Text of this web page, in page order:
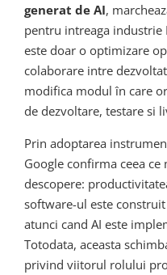
generat de AI,
pentru intreaga industrie
este doar o optimizare
colaborare intre
modifica modul în care
de dezvoltare, testare si
Prin adoptarea
Google confirma ceea
descopere:
software-ul este
atunci cand AI este
Totodata, aceasta
privind viitorul rolului